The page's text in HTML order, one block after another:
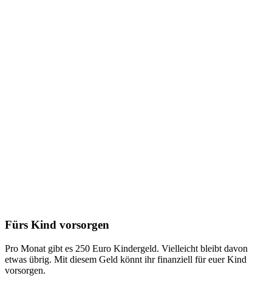
Fürs Kind vorsorgen
Pro Monat gibt es 250 Euro Kindergeld. Vielleicht bleibt davon
etwas übrig. Mit diesem Geld könnt ihr finanziell für euer Kind
vorsorgen.